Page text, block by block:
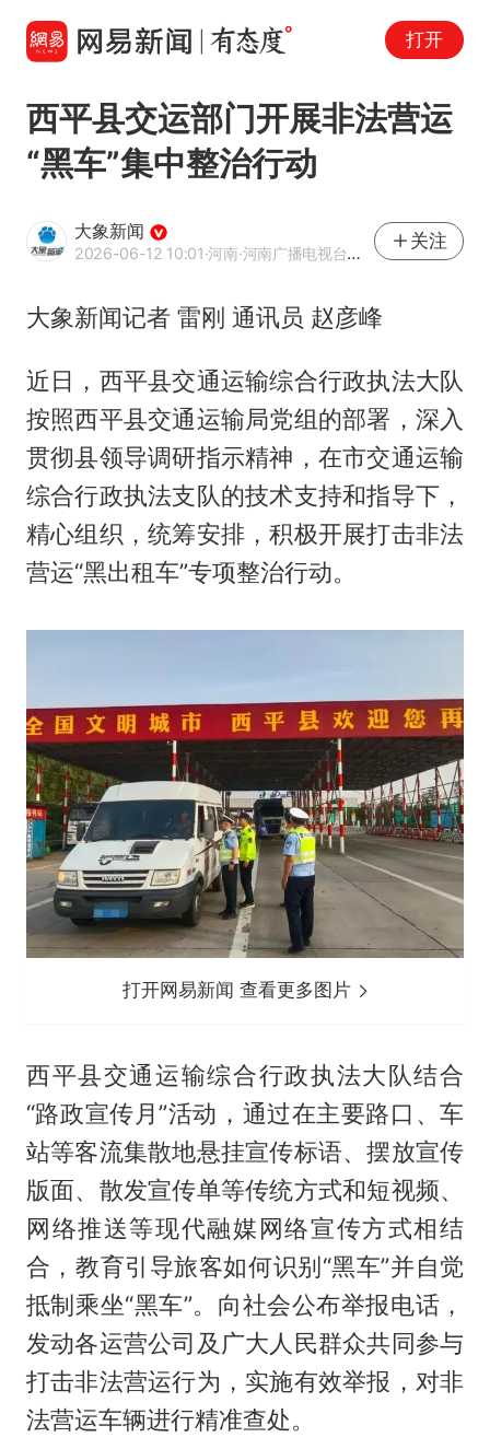
打开
西平县交运部门开展非法营运
“黑车”集中整治行动
大象新闻
2026-06-12 10:01·河南·河南广播电视台官方网易号
关注
大象新闻记者 雷刚 通讯员 赵彦峰
近日，西平县交通运输综合行政执法大队
按照西平县交通运输局党组的部署，深入
贯彻县领导调研指示精神，在市交通运输
综合行政执法支队的技术支持和指导下，
精心组织，统筹安排，积极开展打击非法
营运“黑出租车”专项整治行动。
打开网易新闻 查看更多图片
西平县交通运输综合行政执法大队结合
“路政宣传月”活动，通过在主要路口、车
站等客流集散地悬挂宣传标语、摆放宣传
版面、散发宣传单等传统方式和短视频、
网络推送等现代融媒网络宣传方式相结
合，教育引导旅客如何识别“黑车”并自觉
抵制乘坐“黑车”。向社会公布举报电话，
发动各运营公司及广大人民群众共同参与
打击非法营运行为，实施有效举报，对非
法营运车辆进行精准查处。